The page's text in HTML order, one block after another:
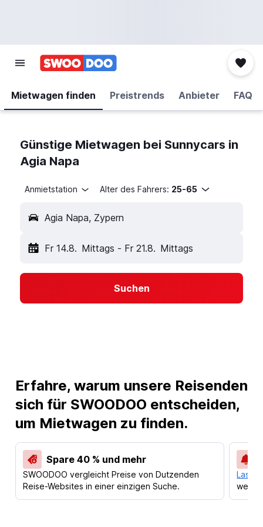
Mietwagen finden Preistrends Anbieter FAQ
Günstige Mietwagen bei Sunnycars in
Agia Napa
Anmietstation Alter des Fahrers: 25-65
Agia Napa, Zypern
Fr 14.8. Mittags - Fr 21.8. Mittags
Suchen
Erfahre, warum unsere Reisenden
sich für SWOODOO entscheiden,
um Mietwagen zu finden.
Spare 40 % und mehr
SWOODOO vergleicht Preise von Dutzenden
Reise-Websites in einer einzigen Suche.
Lass